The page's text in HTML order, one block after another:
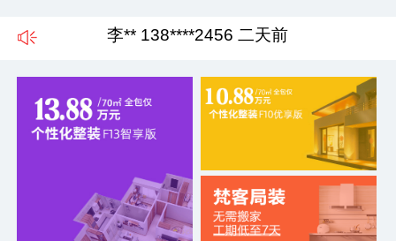
李** 138****2456 二天前